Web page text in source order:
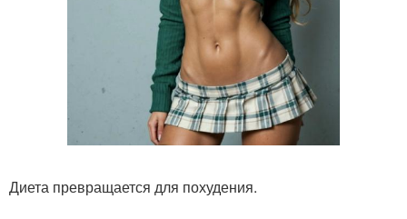
Диета превращается для похудения.